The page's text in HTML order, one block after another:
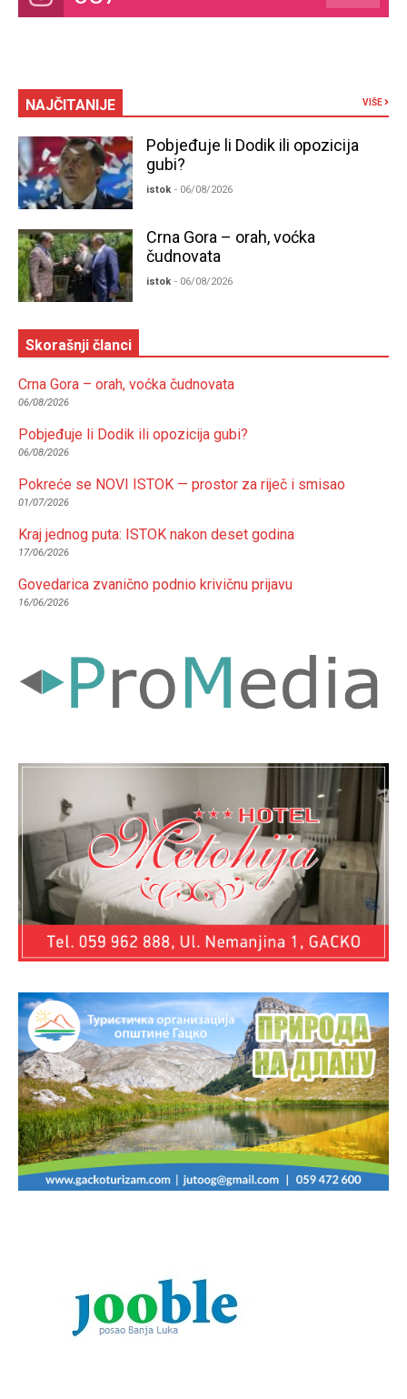
NAJČITANIJE VIŠE
Pobjeđuje li Dodik ili opozicija
gubi?
istok - 06/08/2026
Crna Gora – orah, voćka
čudnovata
istok - 06/08/2026
Skorašnji članci
Crna Gora – orah, voćka čudnovata
06/08/2026
Pobjeđuje li Dodik ili opozicija gubi?
06/08/2026
Pokreće se NOVI ISTOK — prostor za riječ i smisao
01/07/2026
Kraj jednog puta: ISTOK nakon deset godina
17/06/2026
Govedarica zvanično podnio krivičnu prijavu
16/06/2026